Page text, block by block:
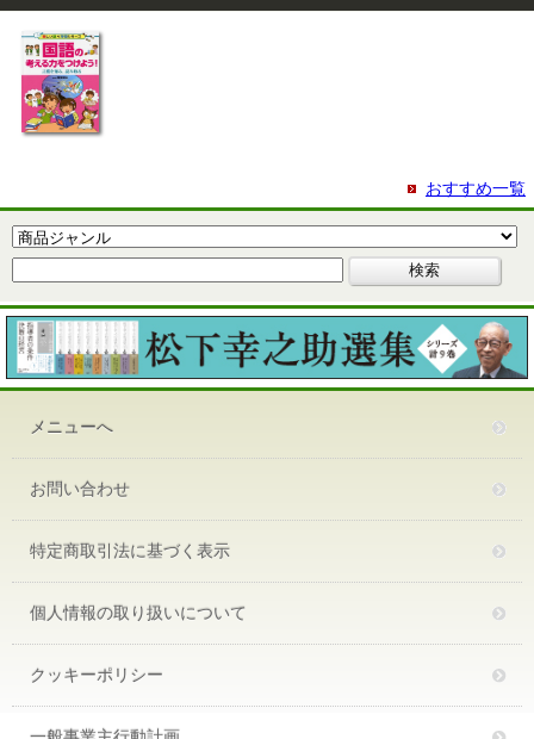
おすすめ一覧
メニューへ
お問い合わせ
特定商取引法に基づく表示
個人情報の取り扱いについて
クッキーポリシー